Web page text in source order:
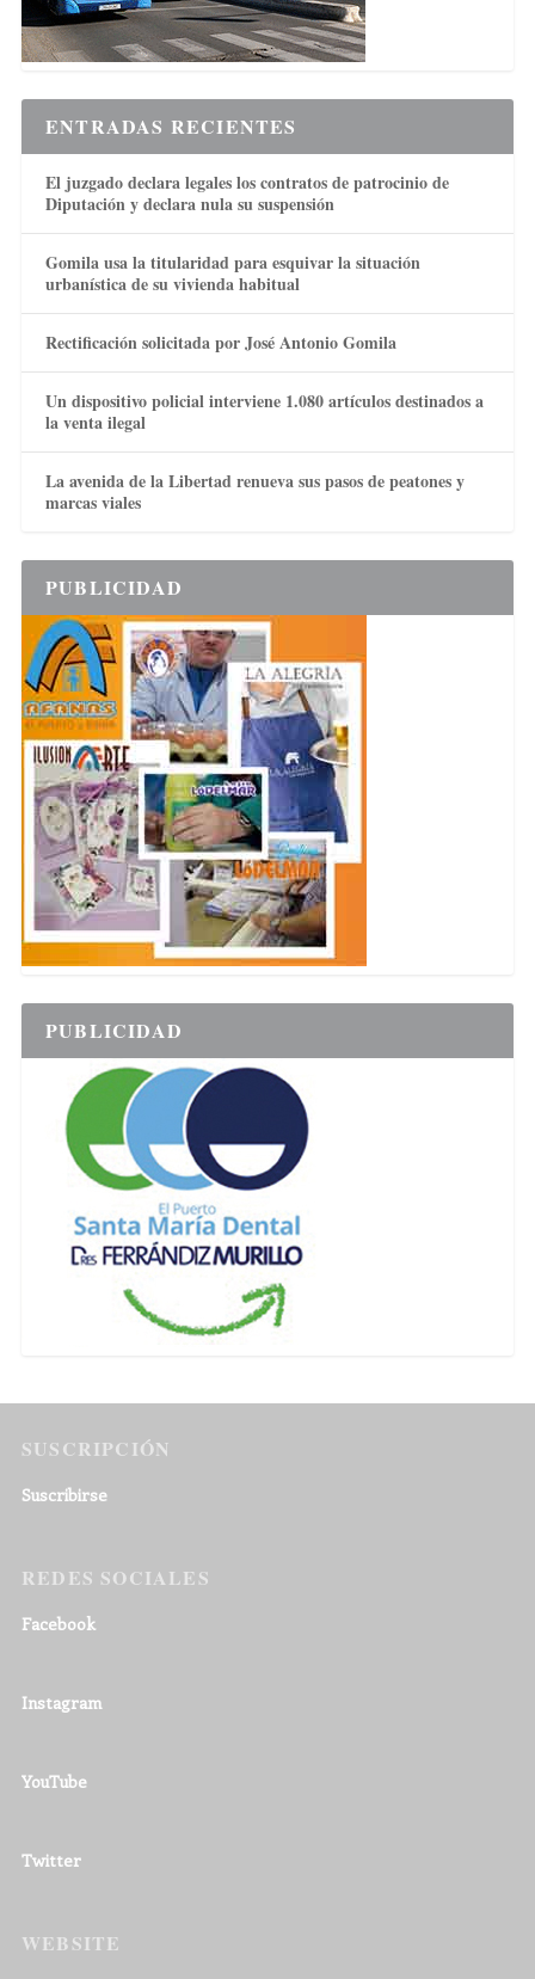
ENTRADAS RECIENTES
El juzgado declara legales los contratos de patrocinio de
Diputación y declara nula su suspensión
Gomila usa la titularidad para esquivar la situación
urbanística de su vivienda habitual
Rectificación solicitada por José Antonio Gomila
Un dispositivo policial interviene 1.080 artículos destinados a
la venta ilegal
La avenida de la Libertad renueva sus pasos de peatones y
marcas viales
PUBLICIDAD
PUBLICIDAD
SUSCRIPCIÓN
Suscribirse
REDES SOCIALES
Facebook
Instagram
YouTube
Twitter
WEBSITE